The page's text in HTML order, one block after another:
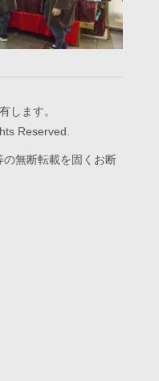
します。
Reserved.
無断転載を固くお断